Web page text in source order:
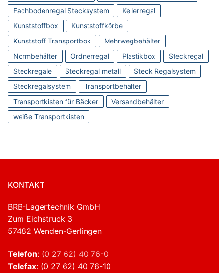
Fachbodenregal Stecksystem
Kellerregal
Kunststoffbox
Kunststoffkörbe
Kunststoff Transportbox
Mehrwegbehälter
Normbehälter
Ordnerregal Plastikbox
Steckregal
Steckregale
Steckregal metall
Steck Regalsystem
Steckregalsystem
Transportbehälter
Transportkisten für Bäcker
Versandbehälter
weiße Transportkisten
KONTAKT
BRB-Lagertechnik GmbH
Zum Eichstruck 3
57482 Wenden-Gerlingen
Telefon: (0 27 62) 40 76-0
Telefax: (0 27 62) 40 76-10